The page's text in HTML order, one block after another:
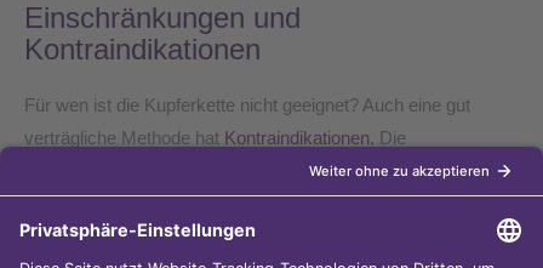
Einschränkungen und
Kontraindikationen
Für wen ist die Kupferkette nicht geeignet? Auch eine gut
verträgliche Methode hat Kontraindikationen. Die
sind klarer abgegrenzt und
Absolute Kontraindikationen: